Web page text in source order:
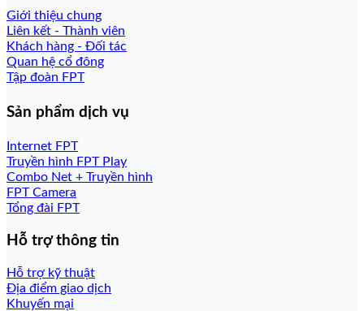
Giới thiệu chung
Liên kết - Thành viên
Khách hàng - Đối tác
Quan hệ cổ đông
Tập đoàn FPT
Sản phẩm dịch vụ
Internet FPT
Truyền hình FPT Play
Combo Net + Truyền hình
FPT Camera
Tổng đài FPT
Hỗ trợ thông tin
Hỗ trợ kỹ thuật
Địa điểm giao dịch
Khuyến mại